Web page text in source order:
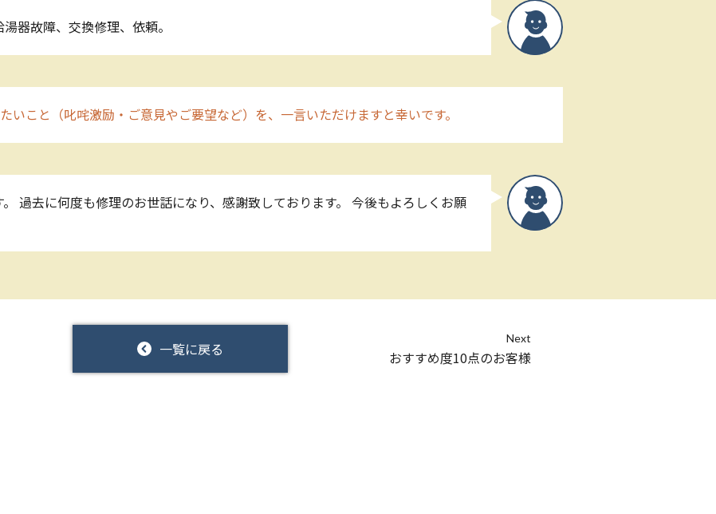
器故障、交換修理、依頼。
いこと（叱咤激励・ご意見やご要望など）を、一言いただけますと幸いです。
過去に何度も修理のお世話になり、感謝致しております。 今後もよろしくお願
一覧に戻る
Next
おすすめ度10点のお客様